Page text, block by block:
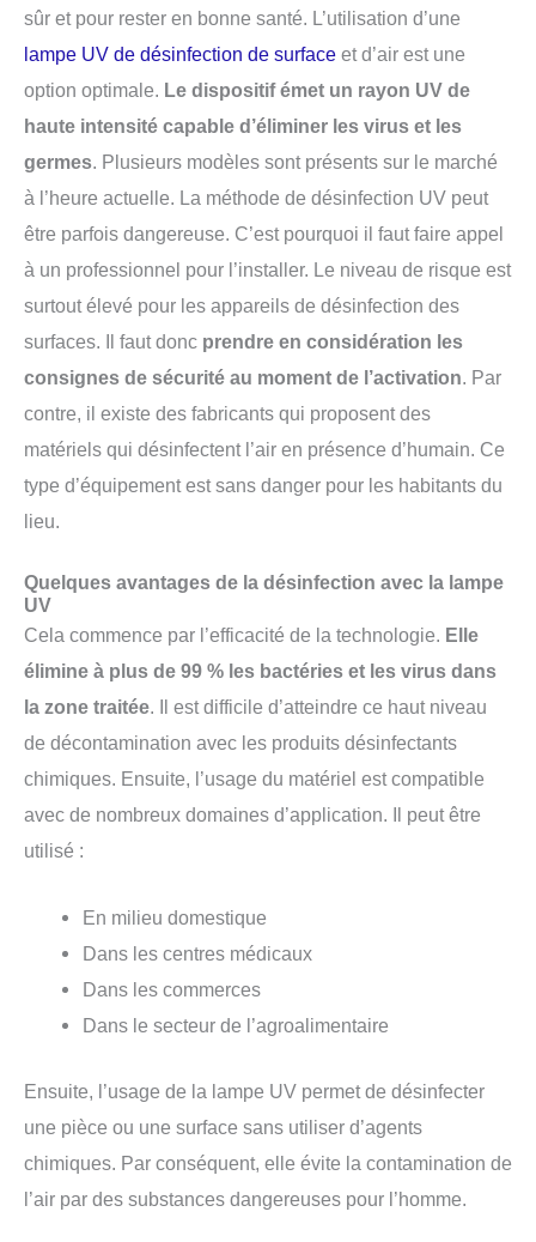
sûr et pour rester en bonne santé. L’utilisation d’une
lampe UV de désinfection de surface et d’air est une
option optimale. Le dispositif émet un rayon UV de
haute intensité capable d’éliminer les virus et les
germes. Plusieurs modèles sont présents sur le marché
à l’heure actuelle. La méthode de désinfection UV peut
être parfois dangereuse. C’est pourquoi il faut faire appel
à un professionnel pour l’installer. Le niveau de risque est
surtout élevé pour les appareils de désinfection des
surfaces. Il faut donc prendre en considération les
consignes de sécurité au moment de l’activation. Par
contre, il existe des fabricants qui proposent des
matériels qui désinfectent l’air en présence d’humain. Ce
type d’équipement est sans danger pour les habitants du
lieu.
Quelques avantages de la désinfection avec la lampe
UV
Cela commence par l’efficacité de la technologie. Elle
élimine à plus de 99 % les bactéries et les virus dans
la zone traitée. Il est difficile d’atteindre ce haut niveau
de décontamination avec les produits désinfectants
chimiques. Ensuite, l’usage du matériel est compatible
avec de nombreux domaines d’application. Il peut être
utilisé :
En milieu domestique
Dans les centres médicaux
Dans les commerces
Dans le secteur de l’agroalimentaire
Ensuite, l’usage de la lampe UV permet de désinfecter
une pièce ou une surface sans utiliser d’agents
chimiques. Par conséquent, elle évite la contamination de
l’air par des substances dangereuses pour l’homme.